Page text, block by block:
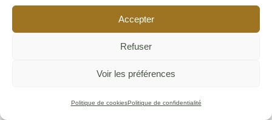
Accepter
Refuser
Voir les préférences
Politique de cookiesPolitique de confidentialité